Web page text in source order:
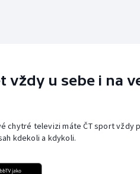
vždy u sebe i na
chytré televizi máte ČT sport vždy
kdekoli a kdykoli.